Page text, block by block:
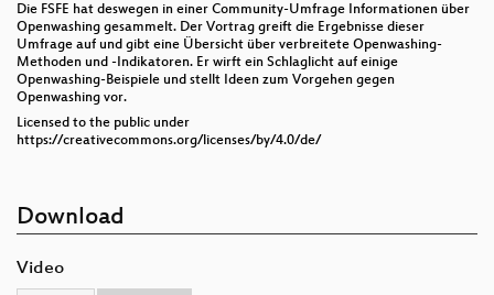
Die FSFE hat deswegen in einer Community-Umfrage Informationen über
Openwashing gesammelt. Der Vortrag greift die Ergebnisse dieser
Umfrage auf und gibt eine Übersicht über verbreitete Openwashing-
Methoden und -Indikatoren. Er wirft ein Schlaglicht auf einige
Openwashing-Beispiele und stellt Ideen zum Vorgehen gegen
Openwashing vor.
Licensed to the public under
https://creativecommons.org/licenses/by/4.0/de/
Download
Video